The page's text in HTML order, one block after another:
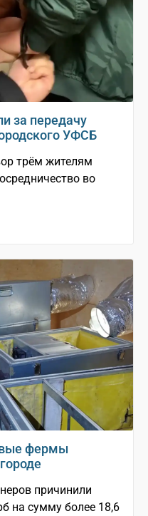
за передачу
УФСБ
трём жителям
во
фермы
причинили
на сумму более 18,6